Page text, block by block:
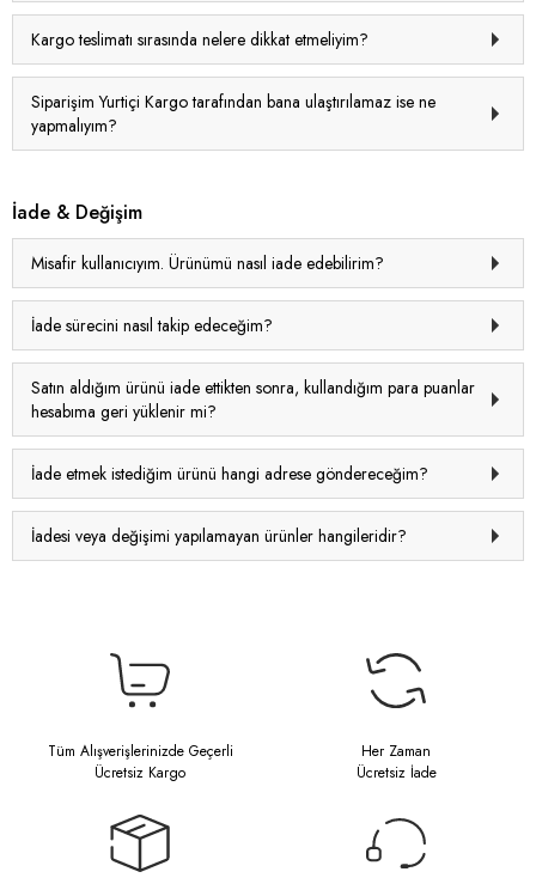
Kargo teslimatı sırasında nelere dikkat etmeliyim?
Siparişim Yurtiçi Kargo tarafından bana ulaştırılamaz ise ne
yapmalıyım?
İade & Değişim
Misafir kullanıcıyım. Ürünümü nasıl iade edebilirim?
İade sürecini nasıl takip edeceğim?
Satın aldığım ürünü iade ettikten sonra, kullandığım para puanlar
hesabıma geri yüklenir mi?
İade etmek istediğim ürünü hangi adrese göndereceğim?
İadesi veya değişimi yapılamayan ürünler hangileridir?
Tüm Alışverişlerinizde Geçerli
Ücretsiz Kargo
Her Zaman
Ücretsiz İade